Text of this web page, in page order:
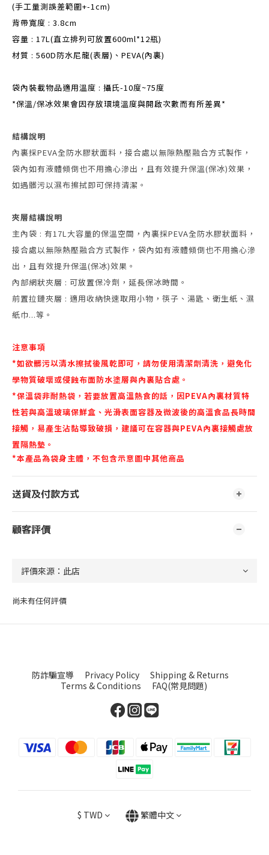
(手工量測誤差範圍+-1cm)
背帶寬度 : 3.8cm
容量 : 17L(直立排列可放置600ml*12瓶)
材質 : 560D防水尼龍(表層)、PEVA(內裏)
袋內裝載物品適用溫度 : 攝氏-10度~75度
*保溫/保冰效果會因存放環境溫度與開啟次數而有所差異*
結構說明
內裏採PEVA全防水膠狀面料，接合處以無隙熱壓融合方式製作，
袋內如有液體傾倒也不用擔心滲出，且有效提升保溫(保冰)效果，
如遇髒污以濕布擦拭即可保持清潔。
夾層結構說明
主內袋 : 有17L大容量的保溫空間，內裏採PEVA全防水膠狀面料，
接合處以無隙熱壓融合方式製作，袋內如有液體傾倒也不用擔心滲
出，且有效提升保溫(保冰)效果。
內部網狀夾層 : 可放置保冷劑，延長保冰時間。
前置拉鏈夾層 : 適用收納快速取用小物，筷子、湯匙、衛生紙、濕
紙巾...等。
注意事項
*如欲髒污以清水擦拭後風乾即可，請勿使用清潔劑清洗，避免化
學物質破壞或侵蝕布面防水塗層與內裏貼合處。
*保溫袋非耐熱袋，若要放置高溫熱食的話，因PEVA內裏材質特
性若與高溫玻璃保鮮盒、光滑表面容器及微波後的高溫食品長時間
接觸，易產生沾黏導致破損，建議可在容器與PEVA內裏接觸處放
置隔熱墊。
*本產品為袋身主體，不包含示意圖中其他商品
送貨及付款方式
顧客評價
尚未有任何評價
防詐騙宣導 Privacy Policy
Shipping & Returns
Terms & Conditions
FAQ(常見問題)
$ TWD 繁體中文